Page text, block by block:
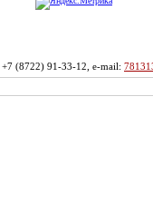
(8722) 91-33-12, e-mail: